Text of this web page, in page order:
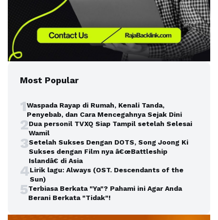
Most Popular
1Waspada Rayap di Rumah, Kenali Tanda,
Penyebab, dan Cara Mencegahnya Sejak Dini
2Dua personil TVXQ Siap Tampil setelah Selesai
Wamil
3Setelah Sukses Dengan DOTS, Song Joong Ki
Sukses dengan Film nya â€œBattleship
Islandâ€ di Asia
4Lirik lagu: Always (OST. Descendants of the
Sun)
5Terbiasa Berkata "Ya"? Pahami ini Agar Anda
Berani Berkata "Tidak"!